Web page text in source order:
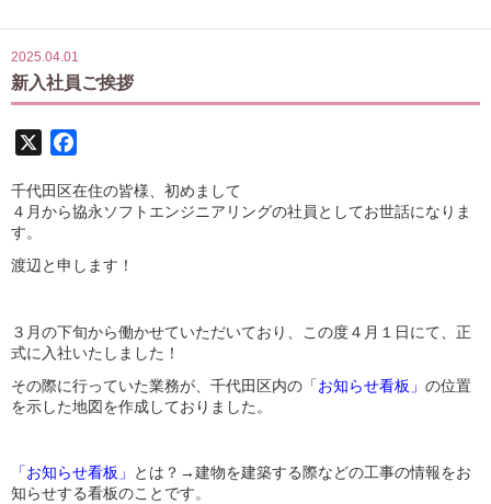
2025.04.01
新入社員ご挨拶
千代田区在住の皆様、初めまして
４月から協永ソフトエンジニアリングの社員としてお世話になりま
す。
渡辺と申します！
３月の下旬から働かせていただいており、この度４月１日にて、正
式に入社いたしました！
その際に行っていた業務が、千代田区内の「お知らせ看板」 の位置
を示した地図を作成しておりました。
「お知らせ看板」 とは？→建物を建築する際などの工事の情報をお
知らせする看板のことです。